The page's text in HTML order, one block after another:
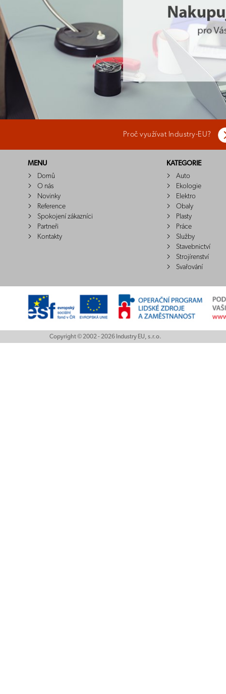
Proč využívat Industry-EU?
MENU
Domů
O nás
Novinky
Reference
Spokojení zákazníci
Partneři
Kontakty
KATEGORIE
Auto
Ekologie
Elektro
Obaly
Plasty
Práce
Služby
Stavebnictví
Strojírenství
Svařování
Copyright © 2002 - 2026 Industry EU, s.r.o.